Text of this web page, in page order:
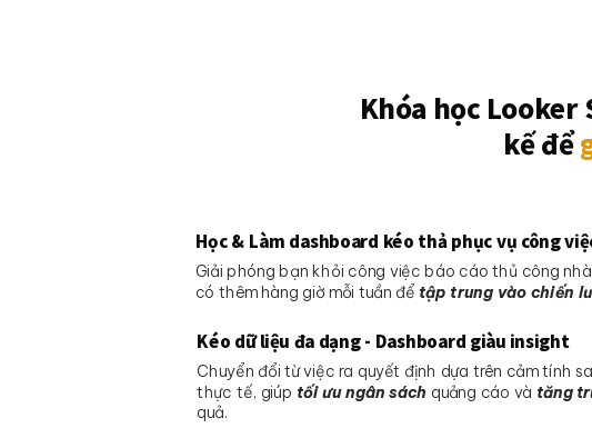
Khóa học
kế để
Học & Làm dashboard kéo thả phục vụ công
Giải phóng bạn khỏi công việc báo cáo thủ công
có thêm hàng giờ mỗi tuần để tập trung vào chiến
Kéo dữ liệu đa dạng - Dashboard giàu insight
Chuyển đổi từ việc ra quyết định dựa trên cảm tính
thực tế, giúp tối ưu ngân sách quảng cáo và tăng
quả.